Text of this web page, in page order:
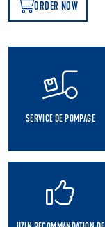
ORDER NOW
SERVICE DE POMPAGE